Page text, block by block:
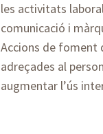
les activitats
comunicació i
Accions de foment
adreçades al
augmentar l’ús